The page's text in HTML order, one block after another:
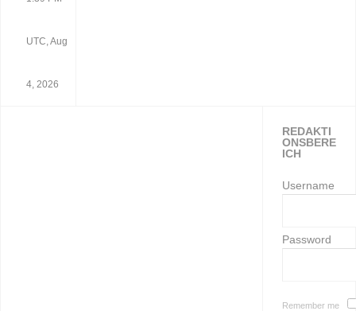
UTC, Aug
4, 2026
REDAKTI
ONSBERE
ICH
Username
Password
Remember me